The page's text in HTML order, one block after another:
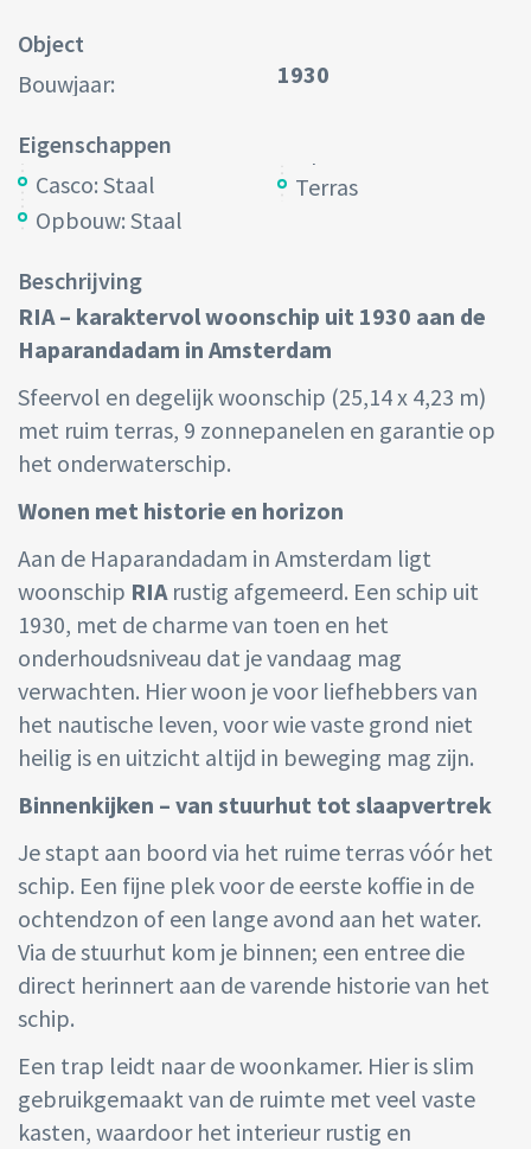
Object
Bouwjaar:
1930
Eigenschappen
Casco: Staal
Opbouw: Staal
Terras
Beschrijving
RIA – karaktervol woonschip uit 1930 aan de
Haparandadam in Amsterdam
Sfeervol en degelijk woonschip (25,14 x 4,23 m)
met ruim terras, 9 zonnepanelen en garantie op
het onderwaterschip.
Wonen met historie en horizon
Aan de Haparandadam in Amsterdam ligt
woonschip RIA rustig afgemeerd. Een schip uit
1930, met de charme van toen en het
onderhoudsniveau dat je vandaag mag
verwachten. Hier woon je voor liefhebbers van
het nautische leven, voor wie vaste grond niet
heilig is en uitzicht altijd in beweging mag zijn.
Binnenkijken – van stuurhut tot slaapvertrek
Je stapt aan boord via het ruime terras vóór het
schip. Een fijne plek voor de eerste koffie in de
ochtendzon of een lange avond aan het water.
Via de stuurhut kom je binnen; een entree die
direct herinnert aan de varende historie van het
schip.
Een trap leidt naar de woonkamer. Hier is slim
gebruikgemaakt van de ruimte met veel vaste
kasten, waardoor het interieur rustig en